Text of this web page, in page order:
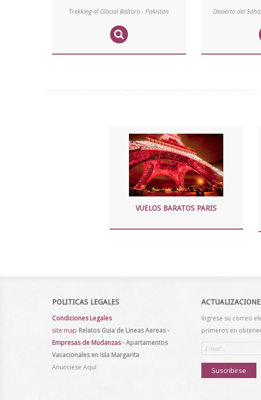
Trekking al Glacial Baltoro - Pakistan Desierto del
VUELOS BARATOS PARIS
POLITICAS LEGALES
Condiciones Legales
site map Relatos Guia de Lineas Aereas-
Empresas de Mudanzas-Apartamentos
Vacacionales en Isla Margarita
Anunciese Aquí
Ingrese su correo
primeros en
Email
address
Suscribirse